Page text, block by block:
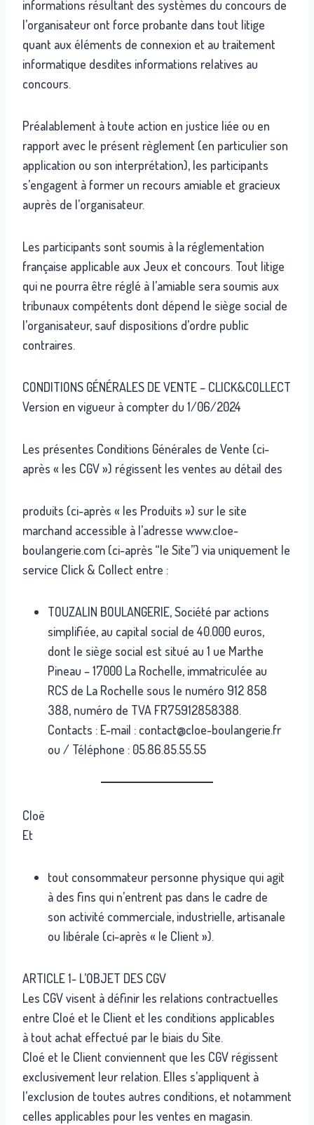
informations résultant des systèmes du concours de
l’organisateur ont force probante dans tout litige
quant aux éléments de connexion et au traitement
informatique desdites informations relatives au
concours.
Préalablement à toute action en justice liée ou en
rapport avec le présent règlement (en particulier son
application ou son interprétation), les participants
s’engagent à former un recours amiable et gracieux
auprès de l’organisateur.
Les participants sont soumis à la réglementation
française applicable aux Jeux et concours. Tout litige
qui ne pourra être réglé à l’amiable sera soumis aux
tribunaux compétents dont dépend le siège social de
l’organisateur, sauf dispositions d’ordre public
contraires.
CONDITIONS GÉNÉRALES DE VENTE – CLICK&COLLECT
Version en vigueur à compter du 1/06/2024
Les présentes Conditions Générales de Vente (ci-
après « les CGV ») régissent les ventes au détail des
produits (ci-après « les Produits ») sur le site
marchand accessible à l’adresse www.cloe-
boulangerie.com (ci-après “le Site”) via uniquement le
service Click & Collect entre :
TOUZALIN BOULANGERIE, Société par actions
simplifiée, au capital social de 40.000 euros,
dont le siège social est situé au 1 ue Marthe
Pineau – 17000 La Rochelle, immatriculée au
RCS de La Rochelle sous le numéro 912 858
388, numéro de TVA FR75912858388.
Contacts : E-mail : contact@cloe-boulangerie.fr
ou / Téléphone : 05.86.85.55.55
Cloë
Et
tout consommateur personne physique qui agit
à des fins qui n’entrent pas dans le cadre de
son activité commerciale, industrielle, artisanale
ou libérale (ci-après « le Client »).
ARTICLE 1- L’OBJET DES CGV
Les CGV visent à définir les relations contractuelles
entre Cloé et le Client et les conditions applicables
à tout achat effectué par le biais du Site.
Cloé et le Client conviennent que les CGV régissent
exclusivement leur relation. Elles s’appliquent à
l’exclusion de toutes autres conditions, et notamment
celles applicables pour les ventes en magasin.